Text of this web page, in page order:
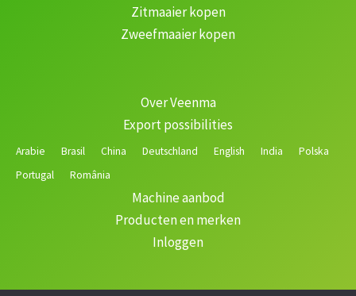
Zitmaaier kopen
Zweefmaaier kopen
Over Veenma
Export possibilities
Arabie Brasil China Deutschland English India
Polska
Portugal
România
Machine aanbod
Producten en merken
Inloggen